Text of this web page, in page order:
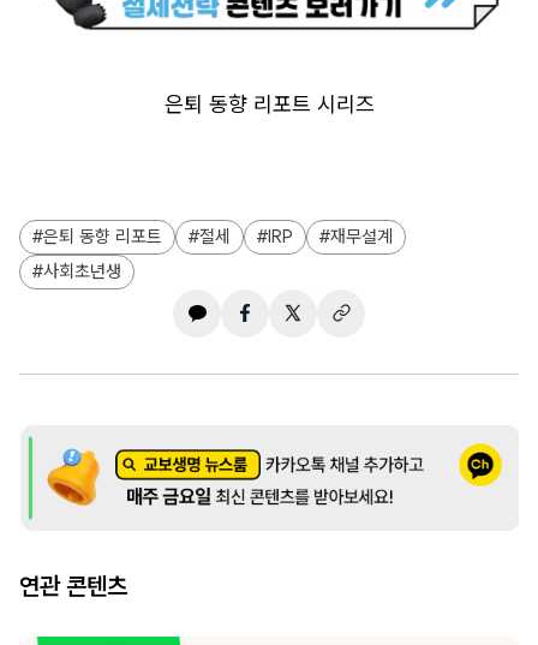
은퇴 동향 리포트 시리즈
은퇴 동향 리포트 절세 IRP
재무설계
사회초년생
연관 콘텐츠